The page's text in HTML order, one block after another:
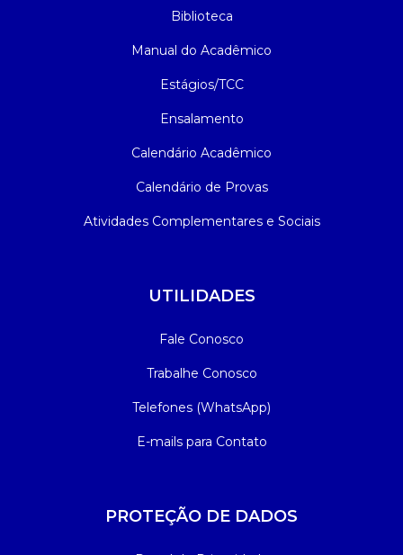
Biblioteca
Manual do Acadêmico
Estágios/TCC
Ensalamento
Calendário Acadêmico
Calendário de Provas
Atividades Complementares e Sociais
UTILIDADES
Fale Conosco
Trabalhe Conosco
Telefones (WhatsApp)
E-mails para Contato
PROTEÇÃO DE DADOS